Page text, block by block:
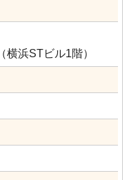
浜STビル1階）